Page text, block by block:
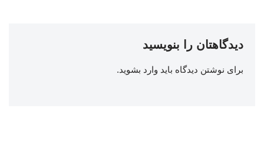
دیدگاهتان را بنویسید
برای نوشتن دیدگاه باید وارد بشوید.